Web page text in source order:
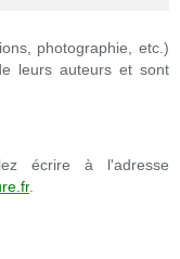
photographie, etc.)
leurs auteurs et sont
écrire à l'adresse